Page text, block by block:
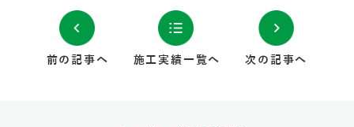
前の記事へ 施工実績一覧へ 次の記事へ